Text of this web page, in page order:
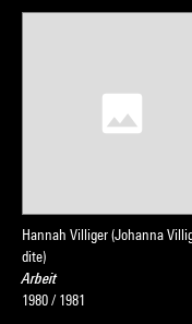
Hannah Villiger (Johanna
dite)
Arbeit
1980 / 1981